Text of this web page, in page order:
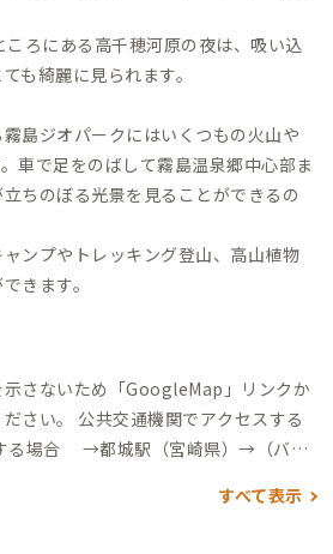
ろにある高千穂河原の夜は、吸い込
も綺麗に見られます。
島ジオパークにはいくつもの火山や
車で足をのばして霧島温泉郷中心部ま
ちのぼる光景を見ることができるの
ンプやトレッキング登山、高山植物
きます。
さないため「GoogleMap」リンクか
アクセスする
る場合 →都城駅（宮崎県）→（バス
光バスにて霧島方面へ→「ロイヤルホ
1.5kｍ→高千穂カントリークラブ道
すべて表示